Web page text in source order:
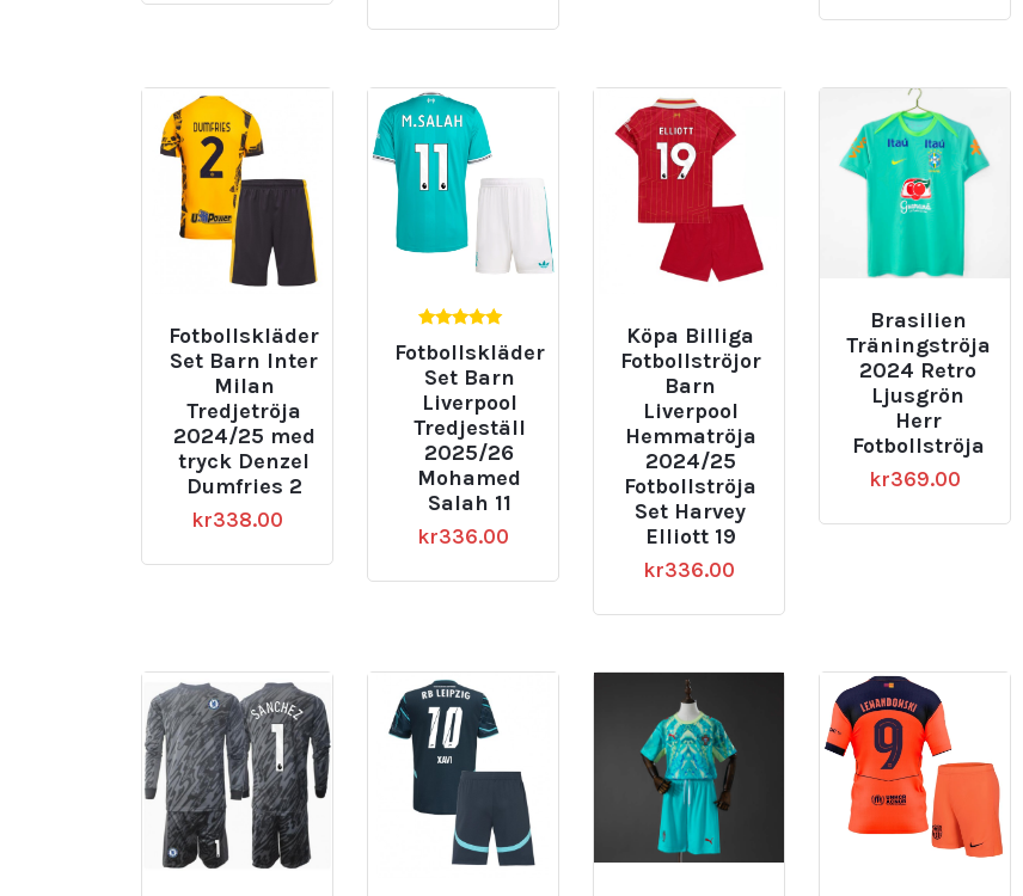
Fotbollskläder
Set Barn Inter
Milan
Tredjetröja
2024/25 med
tryck Denzel
Dumfries 2
kr338.00
av 5
Fotbollskläder
Set Barn
Liverpool
Tredjeställ
2025/26
Mohamed
Salah 11
kr336.00
Köpa Billiga
Fotbollströjor
Barn
Liverpool
Hemmatröja
2024/25
Fotbollströja
Set Harvey
Elliott 19
kr336.00
Brasilien
Träningströja
2024 Retro
Ljusgrön
Herr
Fotbollströja
kr369.00